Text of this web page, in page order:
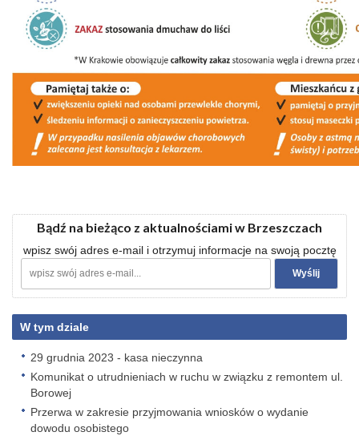
Bądź na bieżąco z aktualnościami w Brzeszczach
wpisz swój adres e-mail i otrzymuj informacje na swoją pocztę
W tym dziale
29 grudnia 2023 - kasa nieczynna
Komunikat o utrudnieniach w ruchu w związku z remontem ul.
Borowej
Przerwa w zakresie przyjmowania wniosków o wydanie
dowodu osobistego